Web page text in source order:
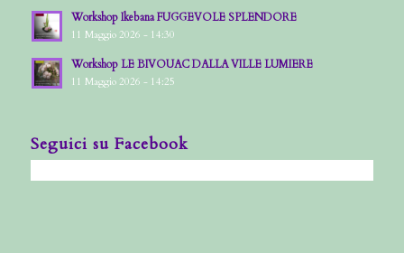
Workshop Ikebana FUGGEVOLE SPLENDORE
11 Maggio 2026 - 14:30
Workshop LE BIVOUAC DALLA VILLE LUMIERE
11 Maggio 2026 - 14:25
Seguici su Facebook